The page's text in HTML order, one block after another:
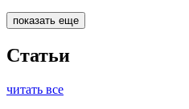
показать еще
Статьи
читать все